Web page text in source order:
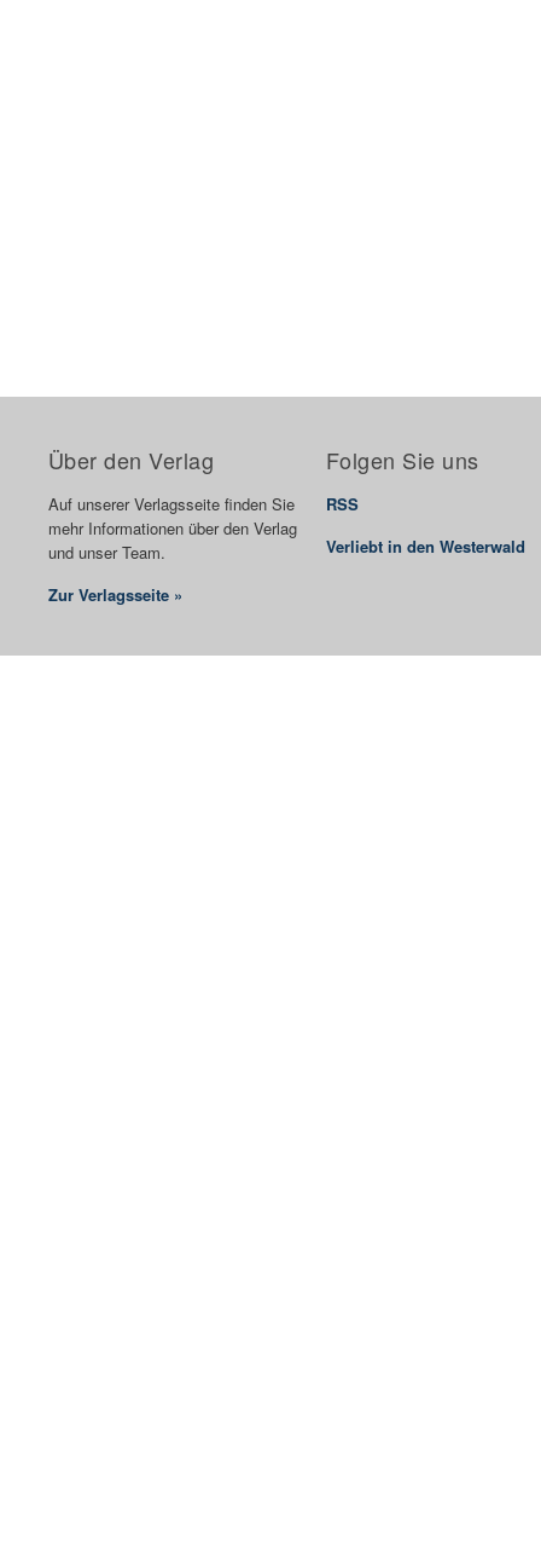
Über den Verlag
Auf unserer Verlagsseite finden Sie
mehr Informationen über den Verlag
und unser Team.
Zur Verlagsseite »
Folgen Sie uns
RSS
Verliebt in den Westerwald